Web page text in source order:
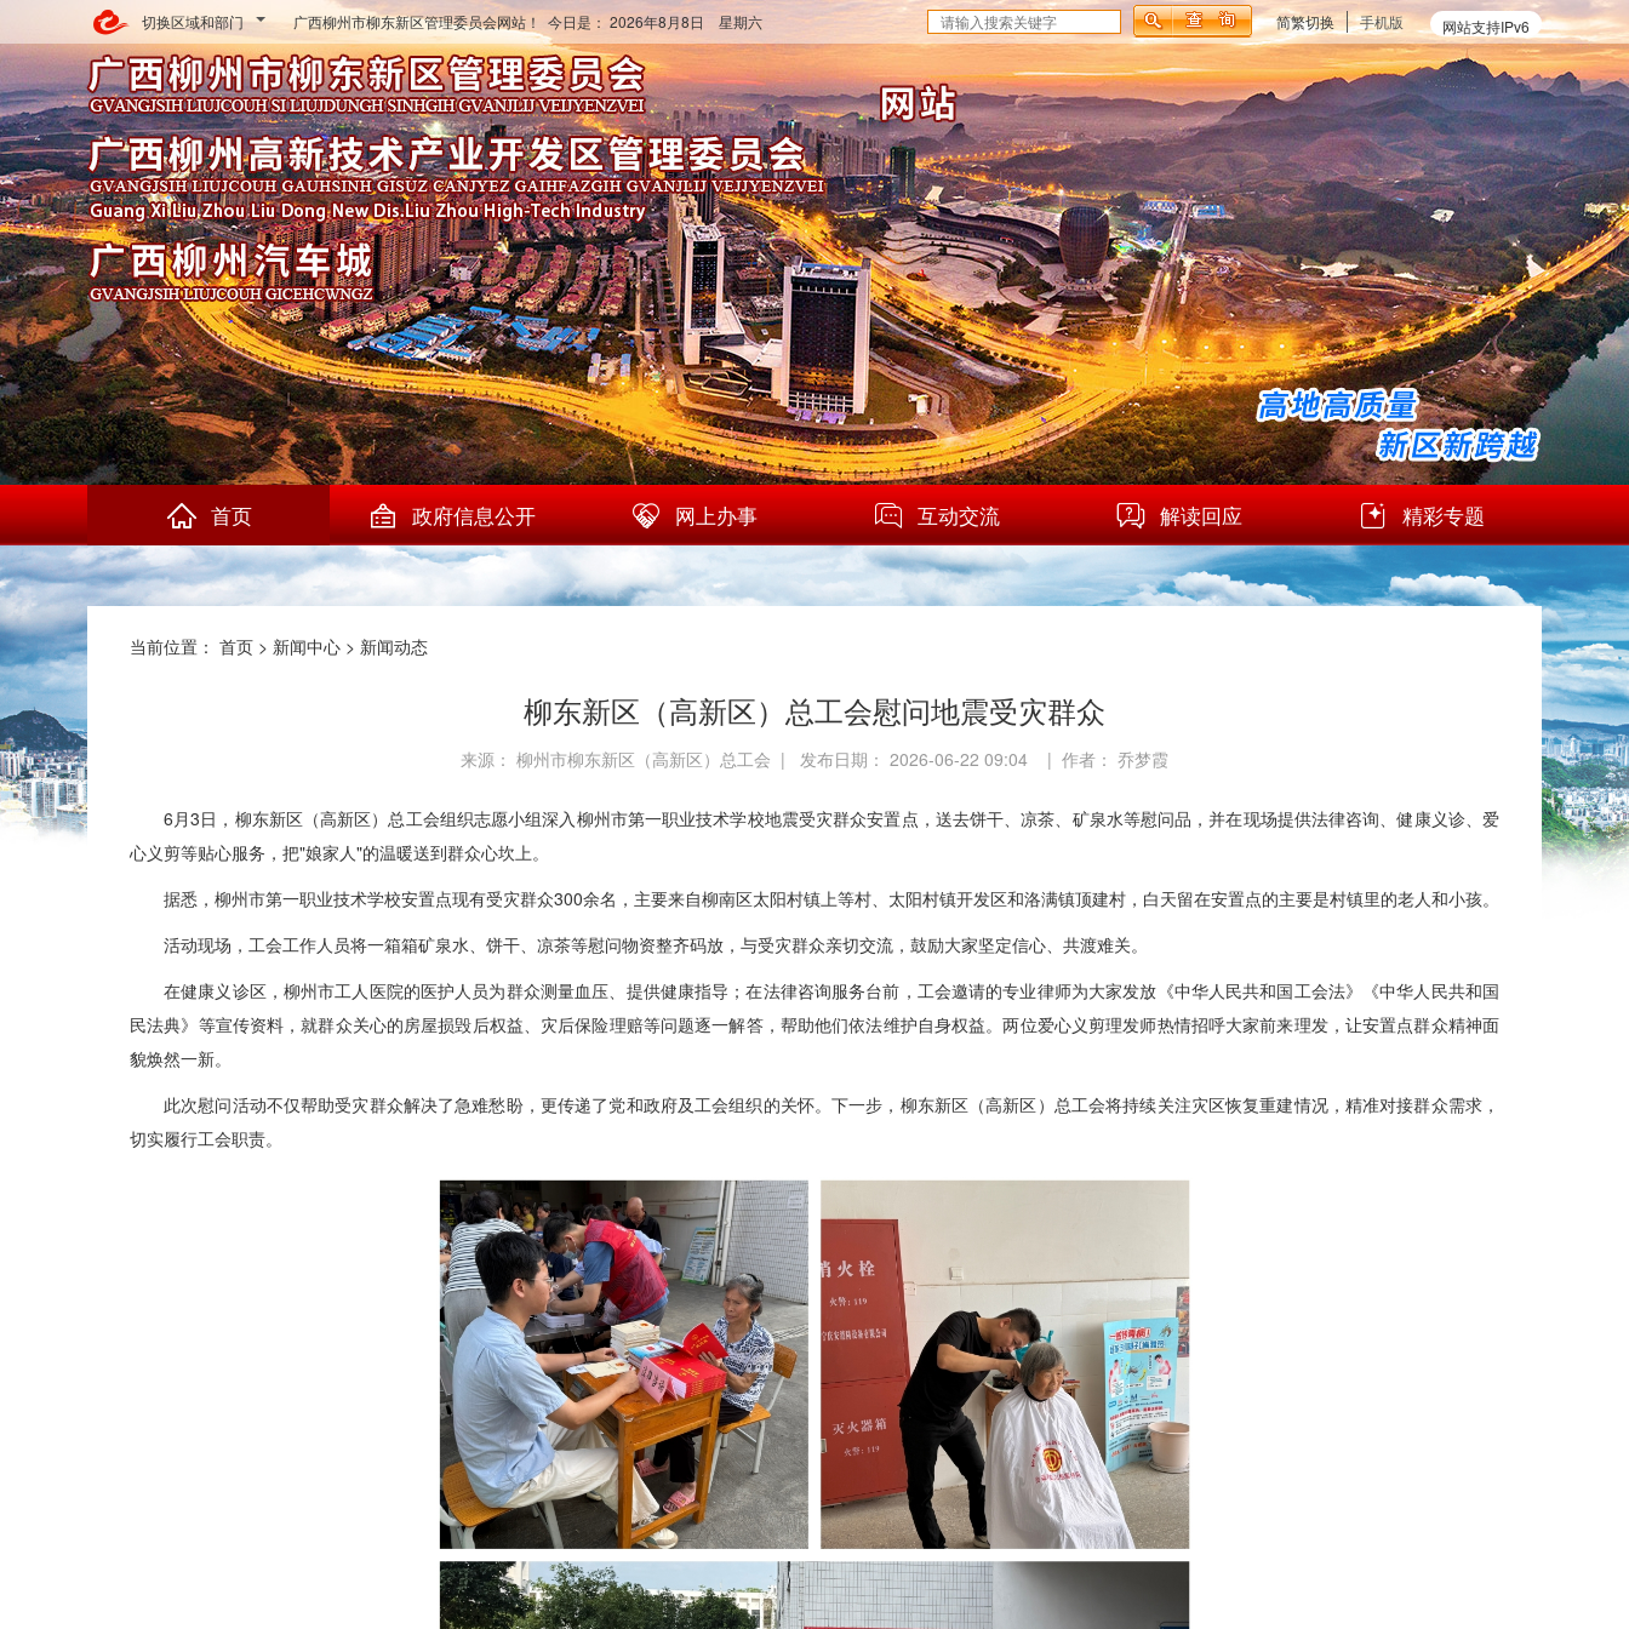
切换区域和部门 网站支持IPv6
简繁切换 手机版
广西柳州市柳东新区管理委员会网站！ 今日是： 2026年8月8日 星期六
首页 政府信息公开 网上办事 互动交流 解读回应 精彩专题
当前位置： 首页 > 新闻中心 > 新闻动态
柳东新区（高新区）总工会慰问地震受灾群众
来源： 柳州市柳东新区（高新区）总工会 | 发布日期： 2026-06-22 09:04 | 作者： 乔梦霞
6月3日，柳东新区（高新区）总工会组织志愿小组深入柳州市第一职业技术学校地震受灾群众安置点，送去饼干、凉茶、矿泉水等慰问品，并在现场提供法律咨询、健康义诊、爱
心义剪等贴心服务，把"娘家人"的温暖送到群众心坎上。
据悉，柳州市第一职业技术学校安置点现有受灾群众300余名，主要来自柳南区太阳村镇上等村、太阳村镇开发区和洛满镇顶建村，白天留在安置点的主要是村镇里的老人和小孩。
活动现场，工会工作人员将一箱箱矿泉水、饼干、凉茶等慰问物资整齐码放，与受灾群众亲切交流，鼓励大家坚定信心、共渡难关。
在健康义诊区，柳州市工人医院的医护人员为群众测量血压、提供健康指导；在法律咨询服务台前，工会邀请的专业律师为大家发放《中华人民共和国工会法》《中华人民共和国
民法典》等宣传资料，就群众关心的房屋损毁后权益、灾后保险理赔等问题逐一解答，帮助他们依法维护自身权益。两位爱心义剪理发师热情招呼大家前来理发，让安置点群众精神面
貌焕然一新。
此次慰问活动不仅帮助受灾群众解决了急难愁盼，更传递了党和政府及工会组织的关怀。下一步，柳东新区（高新区）总工会将持续关注灾区恢复重建情况，精准对接群众需求，
切实履行工会职责。